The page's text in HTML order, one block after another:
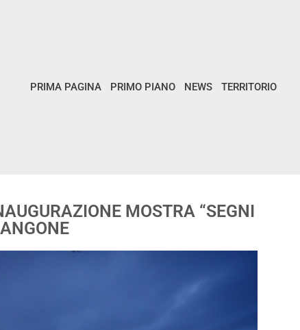
PRIMA PAGINA PRIMO PIANO NEWS TERRITORIO
MOSTRA “SEGNI